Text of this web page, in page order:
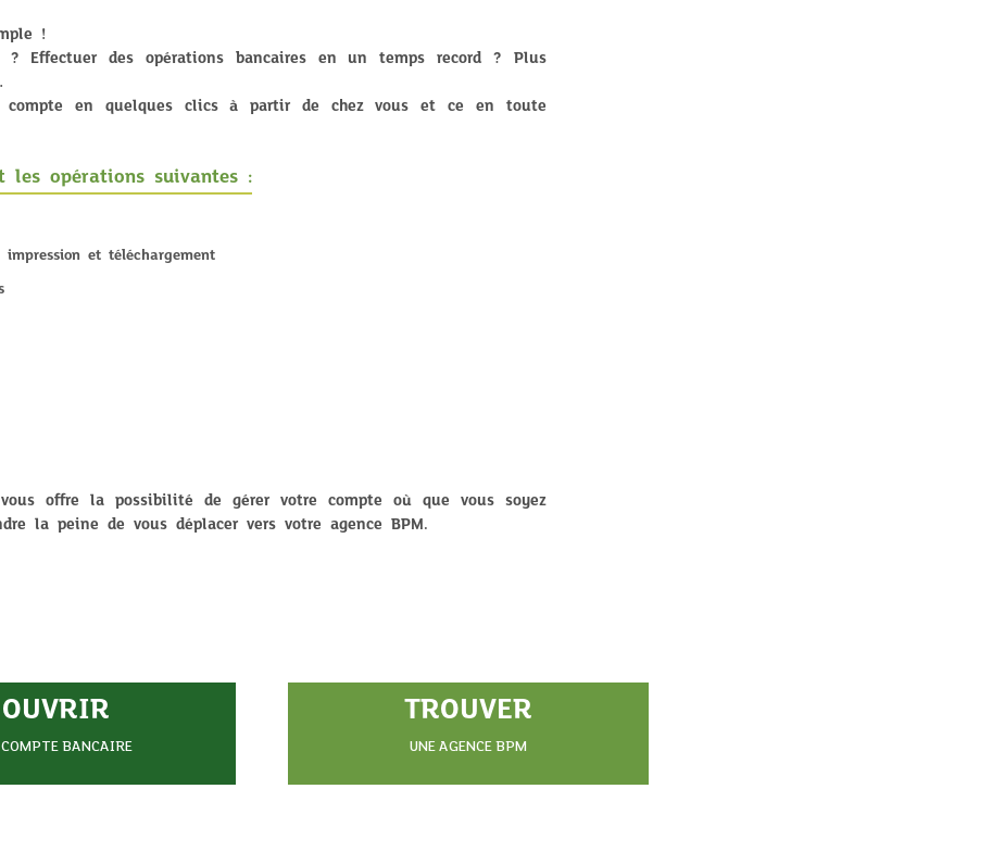
!
Effectuer des opérations bancaires en un temps record ? Plus
compte en quelques clics à partir de chez vous et ce en toute
les opérations suivantes :
et téléchargement
offre la possibilité de gérer votre compte où que vous soyez
la peine de vous déplacer vers votre agence BPM.
OUVRIR
BANCAIRE
TROUVER
UNE AGENCE BPM